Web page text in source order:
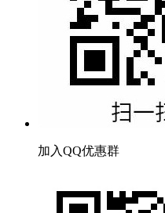
加入QQ优惠群